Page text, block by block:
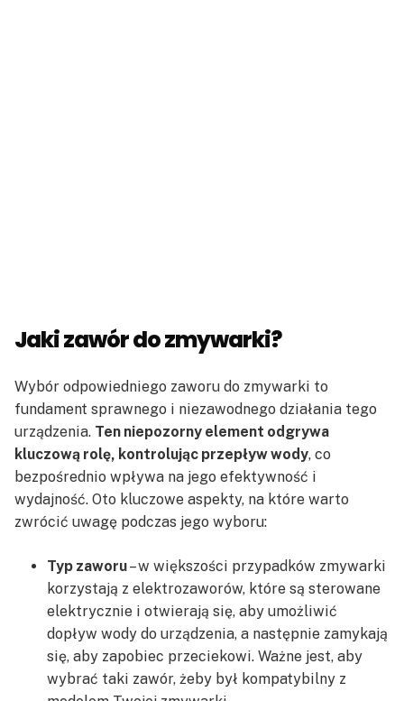
Jaki zawór do zmywarki?
Wybór odpowiedniego zaworu do zmywarki to
fundament sprawnego i niezawodnego działania tego
urządzenia. Ten niepozorny element odgrywa
kluczową rolę, kontrolując przepływ wody, co
bezpośrednio wpływa na jego efektywność i
wydajność. Oto kluczowe aspekty, na które warto
zwrócić uwagę podczas jego wyboru:
Typ zaworu– w większości przypadków zmywarki
korzystają z elektrozaworów, które są sterowane
elektrycznie i otwierają się, aby umożliwić
dopływ wody do urządzenia, a następnie zamykają
się, aby zapobiec przeciekowi. Ważne jest, aby
wybrać taki zawór, żeby był kompatybilny z